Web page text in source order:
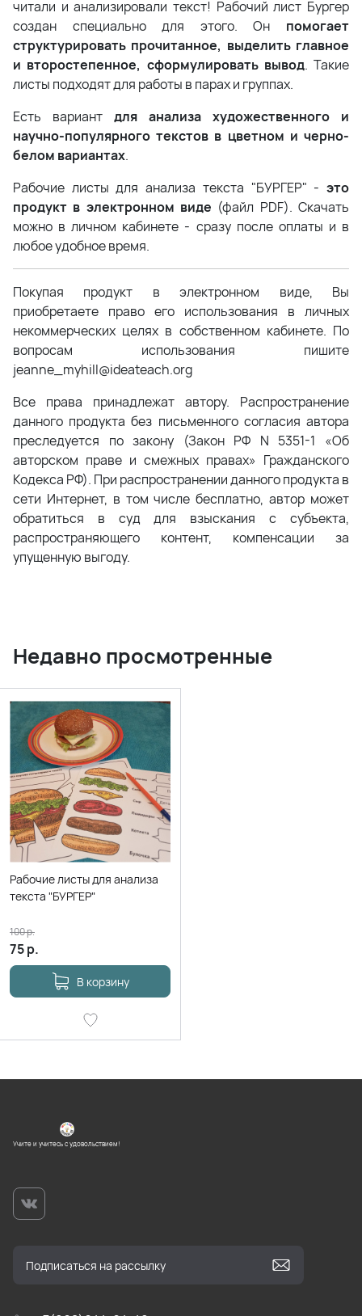
читали и анализировали текст! Рабочий лист Бургер
создан специально для этого. Он помогает
структурировать прочитанное, выделить главное
и второстепенное, сформулировать вывод. Такие
листы подходят для работы в парах и группах.
Есть вариант для анализа художественного и
научно-популярного текстов в цветном и черно-
белом вариантах.
Рабочие листы для анализа текста "БУРГЕР" - это
продукт в электронном виде (файл PDF). Скачать
можно в личном кабинете - сразу после оплаты и в
любое удобное время.
Покупая продукт в электронном виде, Вы
приобретаете право его использования в личных
некоммерческих целях в собственном кабинете. По
вопросам использования пишите
jeanne_myhill@ideateach.org
Все права принадлежат автору. Распространение
данного продукта без письменного согласия автора
преследуется по закону (Закон РФ N 5351-1 «Об
авторском праве и смежных правах» Гражданского
Кодекса РФ). При распространении данного продукта в
сети Интернет, в том числе бесплатно, автор может
обратиться в суд для взыскания с субъекта,
распространяющего контент, компенсации за
упущенную выгоду.
Недавно просмотренные
Рабочие листы для анализа
текста "БУРГЕР"
75р.
100р.
В корзину
Учите и учитесь с удовольствием!